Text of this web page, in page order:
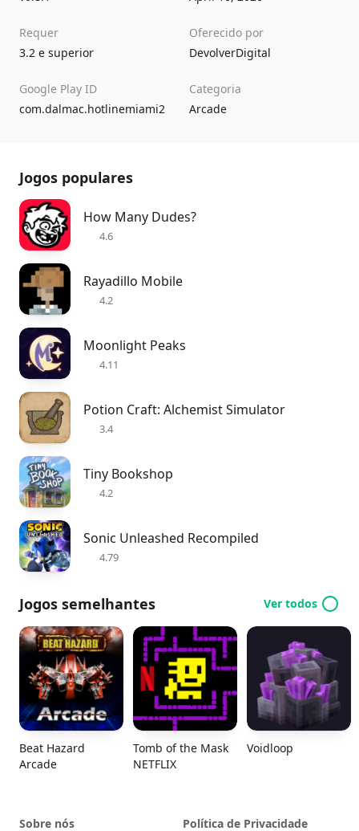
Requer
3.2 e superior
Oferecido por
DevolverDigital
Google Play ID
com.dalmac.hotlinemiami2
Categoria
Arcade
Jogos populares
How Many Dudes?
4.6
Rayadillo Mobile
4.2
Moonlight Peaks
4.11
Potion Craft: Alchemist Simulator
3.4
Tiny Bookshop
4.2
Sonic Unleashed Recompiled
4.79
Jogos semelhantes Ver todos
Beat Hazard
Arcade
Tomb of the Mask
NETFLIX
Voidloop
Sobre nós Política de Privacidade